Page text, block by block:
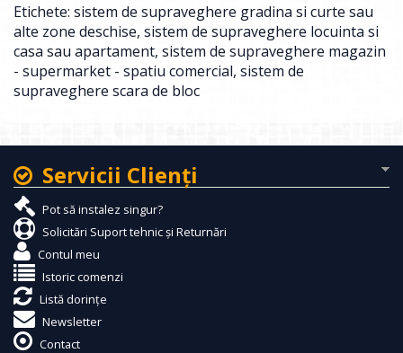
Etichete: sistem de supraveghere gradina si curte sau
alte zone deschise, sistem de supraveghere locuinta si
casa sau apartament, sistem de supraveghere magazin
- supermarket - spatiu comercial, sistem de
supraveghere scara de bloc
Servicii Clienţi
Pot să instalez singur?
Solicitări Suport tehnic și Returnări
Contul meu
Istoric comenzi
Listă dorințe
Newsletter
Contact